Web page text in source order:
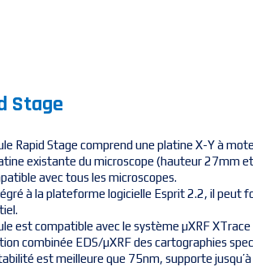
Stage
Rapid Stage comprend une platine X-Y à
existante du microscope (hauteur 27mm
avec tous les microscopes.
à la plateforme logicielle Esprit 2.2, il peut
est compatible avec le système µXRF
combinée EDS/µXRF des cartographies
est meilleure que 75nm, supporte